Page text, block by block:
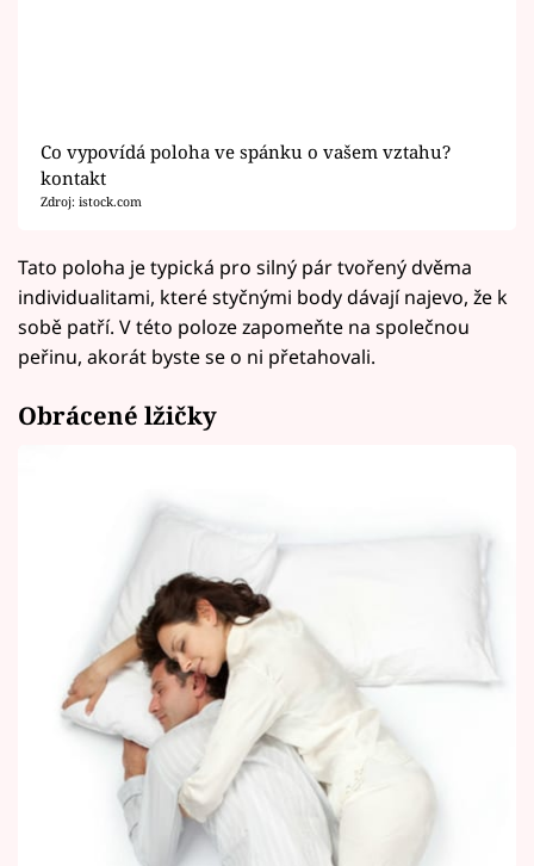
Co vypovídá poloha ve spánku o vašem vztahu?
kontakt
Zdroj: istock.com
Tato poloha je typická pro silný pár tvořený dvěma
individualitami, které styčnými body dávají najevo, že k
sobě patří. V této poloze zapomeňte na společnou
peřinu, akorát byste se o ni přetahovali.
Obrácené lžičky